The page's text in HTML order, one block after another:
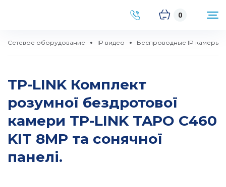
0
Сетевое оборудование IP видео Беспроводные IP камеры
TP-LINK Комплект
розумної бездротової
камери TP-LINK TAPO C460
KIT 8MP та сонячної
панелі.